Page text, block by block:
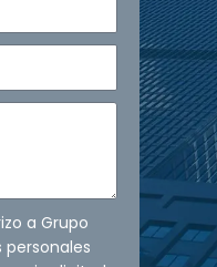
a Grupo
personales